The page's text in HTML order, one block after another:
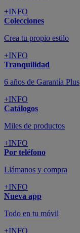
+INFO
Colecciones
Crea tu propio estilo
+INFO
Tranquilidad
6 años de Garantía Plus
+INFO
Catálogos
Miles de productos
+INFO
Por teléfono
Llámanos y compra
+INFO
Nueva app
Todo en tu móvil
+INFO